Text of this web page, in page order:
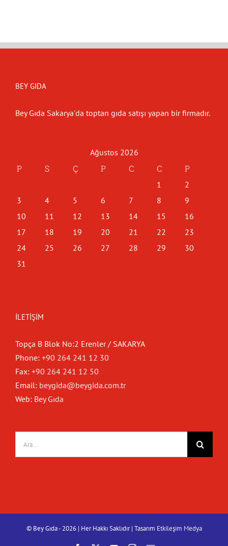
BEY GIDA
Bey Gıda Sakarya'da toptan gıda satışı yapan bir firmadır.
Ağustos 2026
P S Ç P C C P
1
2
3
4 5 6 7 8
9
10
11 12 13 14 15
16
17
18 19 20 21 22
23
24
25 26 27 28 29
30
31
İLETIŞIM
Topça B Blok No:2 Erenler / SAKARYA
Phone: +90 264 241 12 30
Fax: +90 264 241 12 50
Email: beygida@beygida.com.tr
Web: Bey Gıda
© Bey Gıda - 2026 | Her Hakkı Saklıdır | Tasarım Etkileşim Medya